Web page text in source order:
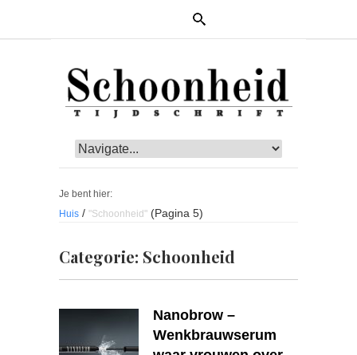
Je bent hier:
Huis / "Schoonheid" (Pagina 5)
Categorie: Schoonheid
Nanobrow –
Wenkbrauwserum